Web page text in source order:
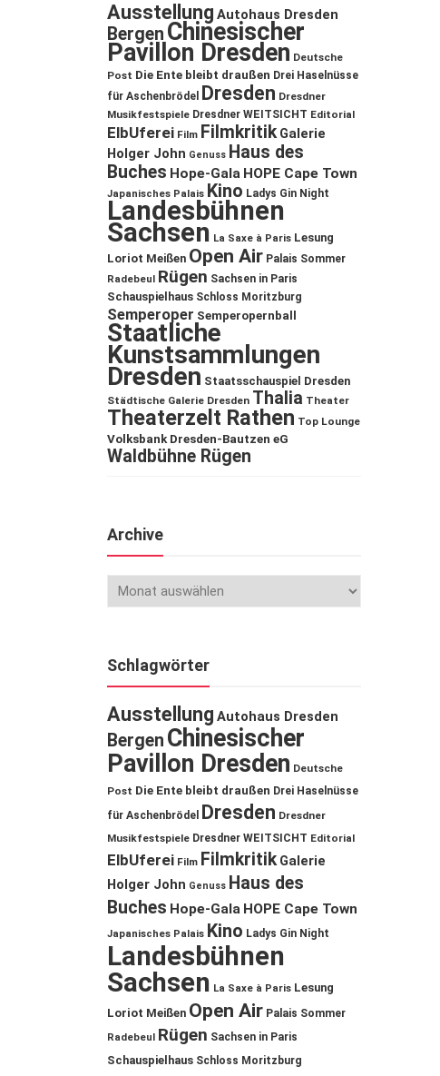
Ausstellung Autohaus Dresden
Bergen Chinesischer
Pavillon Dresden Deutsche
Post Die Ente bleibt draußen Drei Haselnüsse
für Aschenbrödel
Dresden Dresdner
Musikfestspiele Dresdner WEITSICHT Editorial
ElbUferei Film Filmkritik Galerie
Holger John Genuss Haus des
Buches Hope-Gala HOPE Cape Town
Japanisches Palais Kino Ladys Gin Night
Landesbühnen
Sachsen La Saxe à Paris Lesung
Loriot Meißen Open Air Palais Sommer
Radebeul Rügen Sachsen in Paris
Schauspielhaus Schloss Moritzburg
Semperoper Semperopernball
Staatliche
Kunstsammlungen
Dresden Staatsschauspiel Dresden
Städtische Galerie Dresden Thalia Theater
Theaterzelt Rathen Top Lounge
Volksbank Dresden-Bautzen eG
Waldbühne Rügen
Archive
Schlagwörter
Ausstellung Autohaus Dresden
Bergen Chinesischer
Pavillon Dresden Deutsche
Post Die Ente bleibt draußen Drei Haselnüsse
für Aschenbrödel
Dresden Dresdner
Musikfestspiele Dresdner WEITSICHT Editorial
ElbUferei Film Filmkritik Galerie
Holger John Genuss Haus des
Buches Hope-Gala HOPE Cape Town
Japanisches Palais Kino Ladys Gin Night
Landesbühnen
Sachsen La Saxe à Paris Lesung
Loriot Meißen Open Air Palais Sommer
Radebeul Rügen Sachsen in Paris
Schauspielhaus Schloss Moritzburg